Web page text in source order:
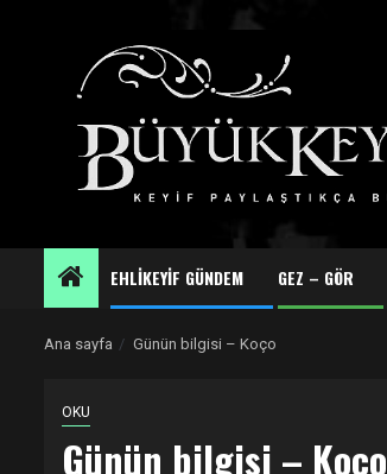
EHLİKEYİF GÜNDEM GEZ – GÖR
Ana sayfa Günün bilgisi – Koço
OKU
Günün bilgisi – Koço